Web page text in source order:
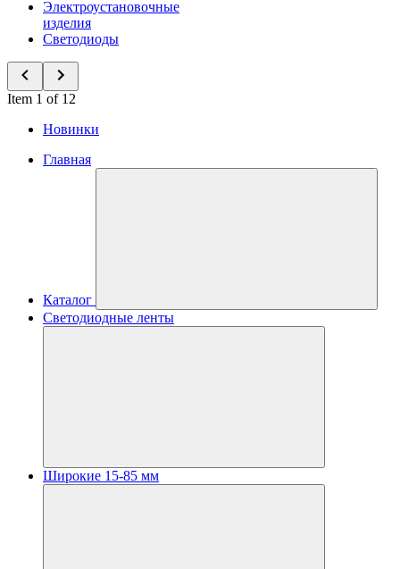
Электроустановочные
изделия
Светодиоды
Item 1 of 12
Новинки
Главная
Каталог
Светодиодные ленты
Широкие 15-85 мм